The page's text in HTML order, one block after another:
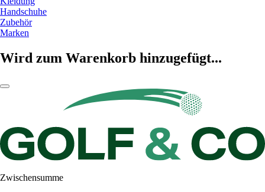
Handschuhe
Zubehör
Marken
Wird zum Warenkorb hinzugefügt...
Zwischensumme